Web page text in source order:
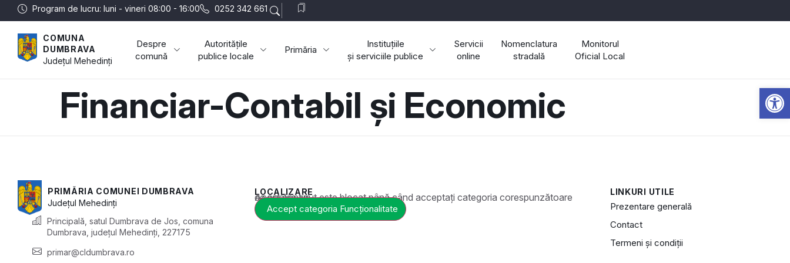
Program de lucru: luni - vineri 08:00 - 16:00 0252 342 661
COMUNA
DUMBRAVA
JudețulMehedinți
Despre
comună
Autoritățile
publice locale
Primăria
Instituțiile
și serviciile publice
Servicii
online
Nomenclatura
stradală
Monitorul
Oficial Local
Financiar-Contabil și Economic
PRIMĂRIA COMUNEI DUMBRAVA
JudețulMehedinți
Principală, satul Dumbrava de Jos, comuna
Dumbrava, județul Mehedinți, 227175
primar@cldumbrava.ro
LOCALIZARE
Acest conținut este blocat până când acceptați categoria corespunzătoare de cookie-uri.
Accept categoria Funcționalitate
LINKURI UTILE
Prezentare generală
Contact
Termeni și condiții